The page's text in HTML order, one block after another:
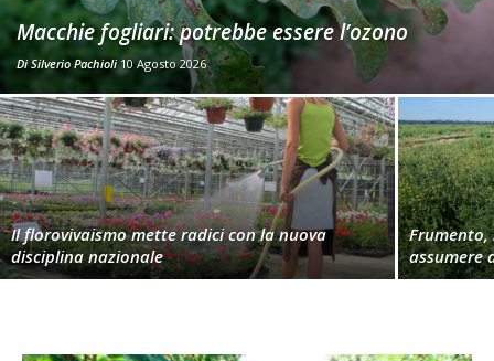
Macchie fogliari: potrebbe essere l’ozono
DiSilverio Pachioli 10 Agosto 2026
Il florovivaismo mette radici con la nuova
disciplina nazionale
Frumento,
assumere